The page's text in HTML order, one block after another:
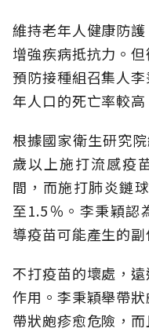
維持老年人健康防
增強疾病抵抗力。
預防接種組召集人
年人口的死亡率較
根據國家衛生研究
歲以上施打流感疫
間，而施打肺炎鏈
至1.5％。李秉穎認
導疫苗可能產生的
不打疫苗的壞處，
作用。李秉穎舉帶
帶狀皰疹愈危險，